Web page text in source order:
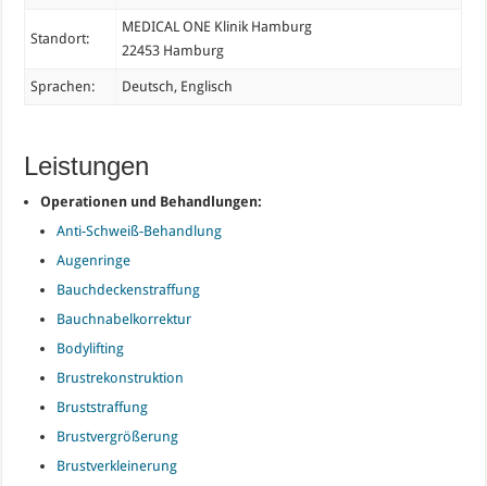
Standort:
MEDICAL ONE Klinik Hamburg
22453 Hamburg
Sprachen: Deutsch, Englisch
Leistungen
Operationen und Behandlungen:
Anti-Schweiß-Behandlung
Augenringe
Bauchdeckenstraffung
Bauchnabelkorrektur
Bodylifting
Brustrekonstruktion
Bruststraffung
Brustvergrößerung
Brustverkleinerung